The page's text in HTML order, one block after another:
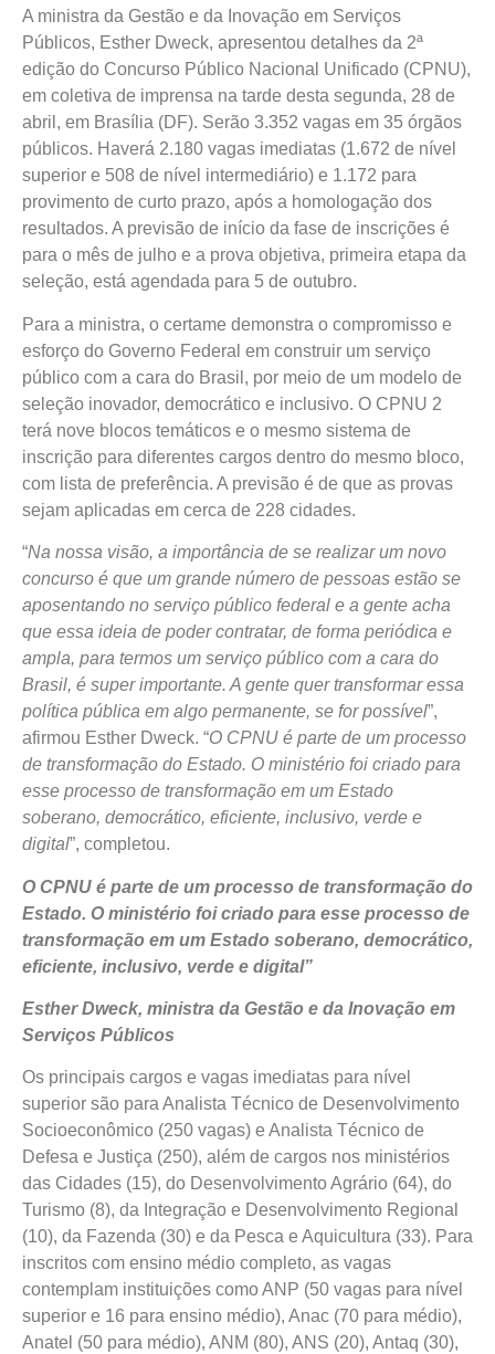
A ministra da Gestão e da Inovação em Serviços
Públicos, Esther Dweck, apresentou detalhes da 2ª
edição do Concurso Público Nacional Unificado (CPNU),
em coletiva de imprensa na tarde desta segunda, 28 de
abril, em Brasília (DF). Serão 3.352 vagas em 35 órgãos
públicos. Haverá 2.180 vagas imediatas (1.672 de nível
superior e 508 de nível intermediário) e 1.172 para
provimento de curto prazo, após a homologação dos
resultados. A previsão de início da fase de inscrições é
para o mês de julho e a prova objetiva, primeira etapa da
seleção, está agendada para 5 de outubro.
Para a ministra, o certame demonstra o compromisso e
esforço do Governo Federal em construir um serviço
público com a cara do Brasil, por meio de um modelo de
seleção inovador, democrático e inclusivo. O CPNU 2
terá nove blocos temáticos e o mesmo sistema de
inscrição para diferentes cargos dentro do mesmo bloco,
com lista de preferência. A previsão é de que as provas
sejam aplicadas em cerca de 228 cidades.
“Na nossa visão, a importância de se realizar um novo
concurso é que um grande número de pessoas estão se
aposentando no serviço público federal e a gente acha
que essa ideia de poder contratar, de forma periódica e
ampla, para termos um serviço público com a cara do
Brasil, é super importante. A gente quer transformar essa
política pública em algo permanente, se for possível”,
afirmou Esther Dweck. “O CPNU é parte de um processo
de transformação do Estado. O ministério foi criado para
esse processo de transformação em um Estado
soberano, democrático, eficiente, inclusivo, verde e
digital”, completou.
O CPNU é parte de um processo de transformação do
Estado. O ministério foi criado para esse processo de
transformação em um Estado soberano, democrático,
eficiente, inclusivo, verde e digital”
Esther Dweck, ministra da Gestão e da Inovação em
Serviços Públicos
Os principais cargos e vagas imediatas para nível
superior são para Analista Técnico de Desenvolvimento
Socioeconômico (250 vagas) e Analista Técnico de
Defesa e Justiça (250), além de cargos nos ministérios
das Cidades (15), do Desenvolvimento Agrário (64), do
Turismo (8), da Integração e Desenvolvimento Regional
(10), da Fazenda (30) e da Pesca e Aquicultura (33). Para
inscritos com ensino médio completo, as vagas
contemplam instituições como ANP (50 vagas para nível
superior e 16 para ensino médio), Anac (70 para médio),
Anatel (50 para médio), ANM (80), ANS (20), Antaq (30),